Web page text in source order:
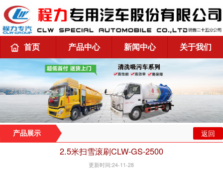
首页 产品中心 新闻中心 关于我们
产品展示 返回
2.5米扫雪滚刷CLW-GS-2500
更新时间:24-11-28